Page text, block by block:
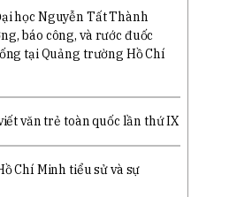
học Nguyễn Tất Thành
báo công, và rước đuốc
tại Quảng trường Hồ Chí
văn trẻ toàn quốc lần thứ IX
Chí Minh tiểu sử và sự